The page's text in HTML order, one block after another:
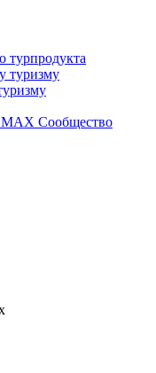
турпродукта
туризму
MAX Сообщество